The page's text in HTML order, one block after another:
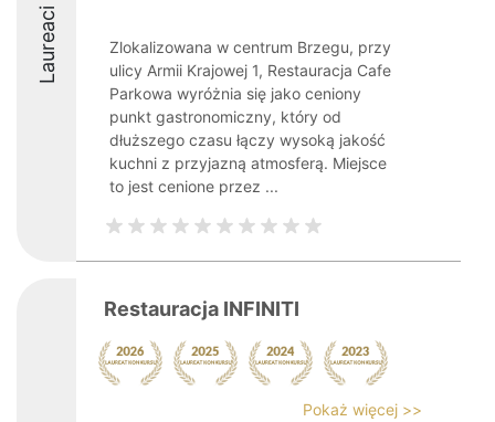
Laureaci
Zlokalizowana w centrum Brzegu, przy
ulicy Armii Krajowej 1, Restauracja Cafe
Parkowa wyróżnia się jako ceniony
punkt gastronomiczny, który od
dłuższego czasu łączy wysoką jakość
kuchni z przyjazną atmosferą. Miejsce
to jest cenione przez ...
Restauracja INFINITI
Pokaż więcej >>